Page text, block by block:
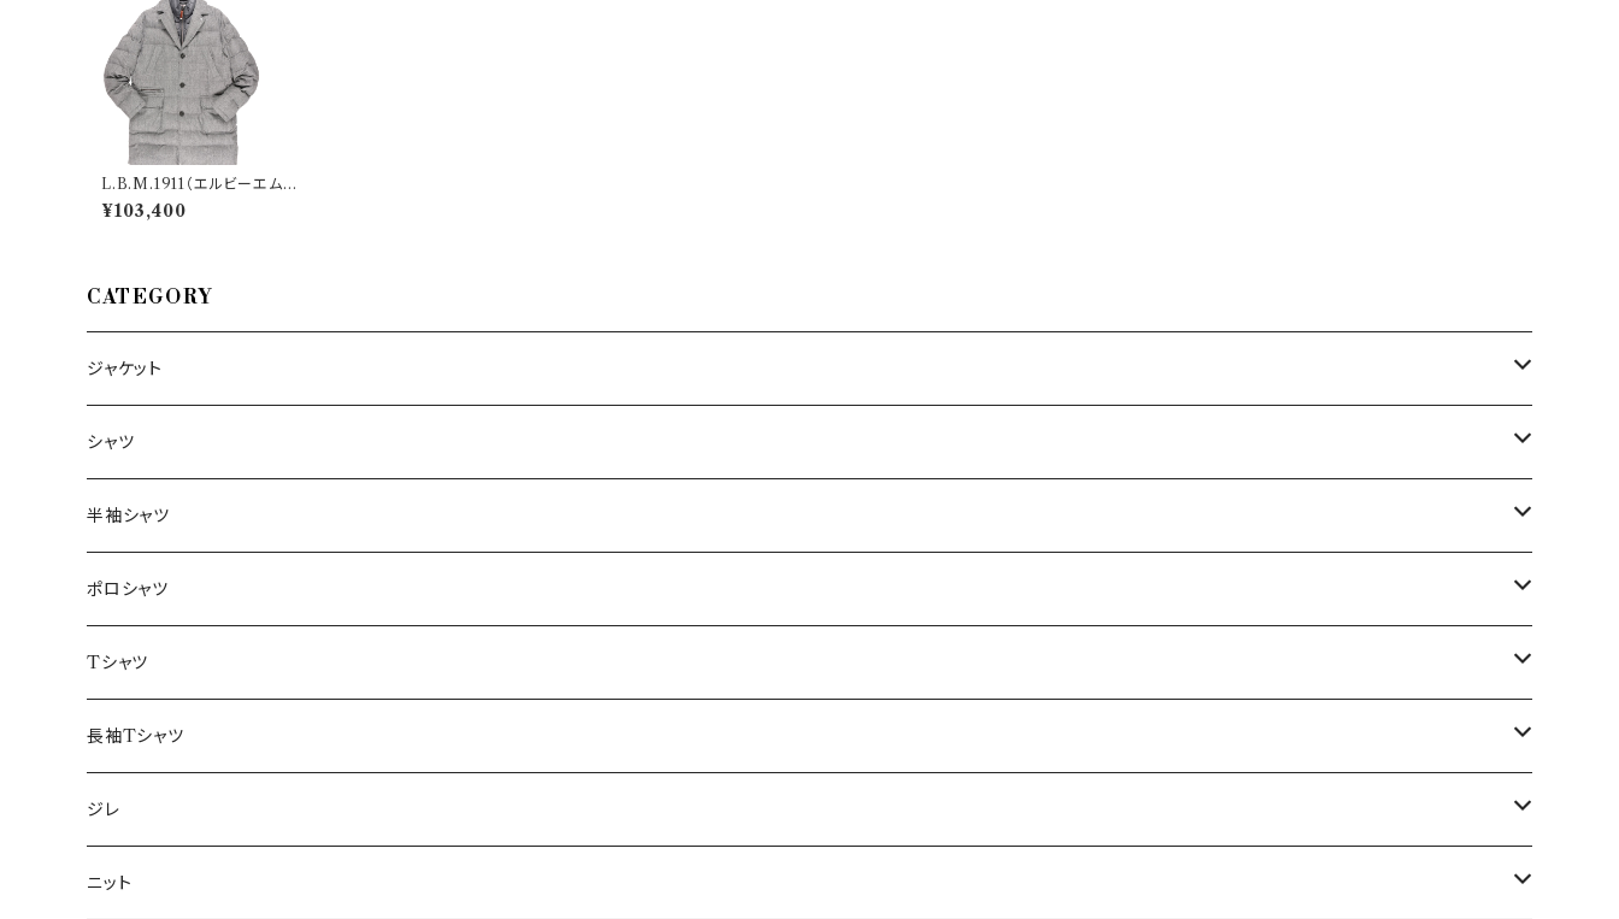
L.B.M.1911（エルビーエム）
ダウンジャケット 9340 2432
3
¥103,400
CATEGORY
ジャケット
～44/S
46/M
48/L
50/XL～
シャツ
～44/S
46/M
48/L
50/XL～
半袖シャツ
～44/S
46/M
48/L
50/XL～
ポロシャツ
～44/S
46/M
48/L
50/XL～
Tシャツ
～44/S
46/M
48/L
長袖Tシャツ
～44/S
46/M
ジレ
～44/S
ニット